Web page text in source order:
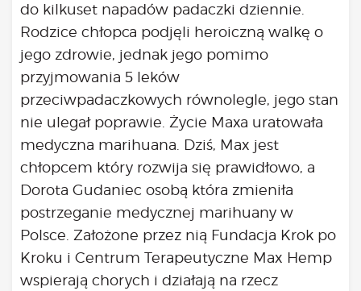
do kilkuset napadów padaczki dziennie.
Rodzice chłopca podjęli heroiczną walkę o
jego zdrowie, jednak jego pomimo
przyjmowania 5 leków
przeciwpadaczkowych równolegle, jego stan
nie ulegał poprawie. Życie Maxa uratowała
medyczna marihuana. Dziś, Max jest
chłopcem który rozwija się prawidłowo, a
Dorota Gudaniec osobą która zmieniła
postrzeganie medycznej marihuany w
Polsce. Założone przez nią Fundacja Krok po
Kroku i Centrum Terapeutyczne Max Hemp
wspierają chorych i działają na rzecz